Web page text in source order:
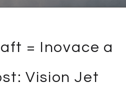
= Inovace a
Vision Jet